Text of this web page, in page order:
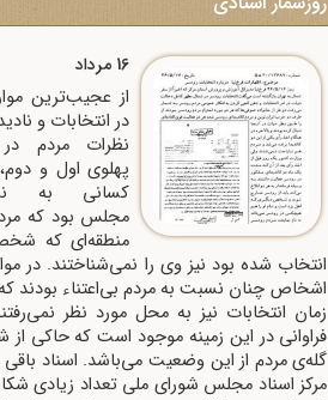
16 مرداد
از عجیب‌ترین
در انتخابات و
نظرات مردم
پهلوی اول و
کسانی به
مجلس بود که
منطقه‌ای که
انتخاب شده بود نیز وی را نمی‌شناختند. در
اشخاص چنان نسبت به مردم بی‌اعتناء بودند
زمان انتخابات نیز به محل مورد نظر
فراوانی در این زمینه موجود است که حاکی
گله‌ی مردم از این وضعیت می‌باشد. اسناد باقی
مرکز اسناد مجلس شورای ملی تعداد زیادی